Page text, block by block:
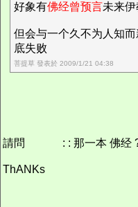
好象有佛经曾预言未来
但会与一个久不为人知
底失败
菩提草 發表於 2009/1/21 04:38
請問 : : 那一本 佛经
ThANKs